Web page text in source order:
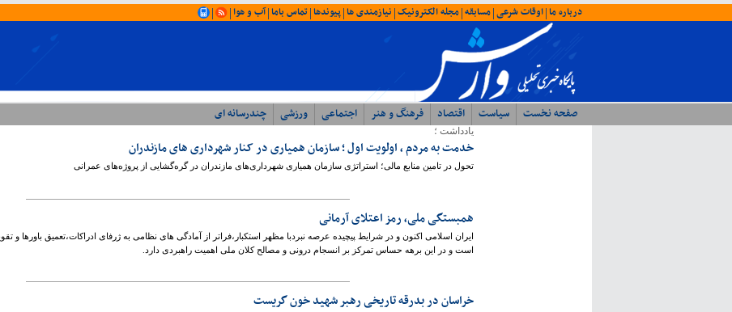
درباره ما| اوقات شرعی| مسابقه| مجله الکترونیک| نیازمندی ها| پیوندها| تماس باما| آب و هوا|
|
صفحه نخست سیاست اقتصاد فرهنگ و هنر اجتماعی ورزشی چندرسانه ای
یادداشت ؛
خدمت به مردم ، اولویت اول ؛ سازمان همیاری در کنار شهرداری های مازندران
تحول در تامین منابع مالی؛ استراتژی سازمان همیاری شهرداری‌های مازندران در گره‌گشایی از پروژه‌های عمرانی
همبستگی ملی، رمز اعتلای آرمانی
ایران اسلامی اکنون و در شرایط پیچیده عرصه نبردبا مظهر استکبار،فراتر از آمادگی های نظامی به ژرفای ادراکات،تعمیق باورها و
است و در این برهه حساس تمرکز بر انسجام درونی و مصالح کلان ملی اهمیت راهبردی دارد.
خراسان در بدرقه تاریخی رهبر شهید خون گریست